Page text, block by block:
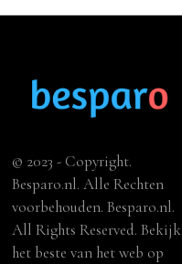
© 2023 - Copyright.
Besparo.nl. Alle Rechten
voorbehouden. Besparo.nl.
All Rights Reserved. Bekijk
het beste van het web op